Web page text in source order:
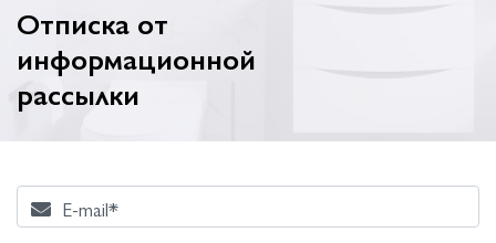
Отписка от
информационной
рассылки
E-mail*